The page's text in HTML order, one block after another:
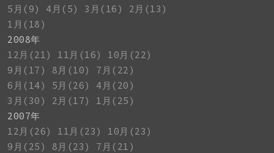
5月(9)
4月(5) 3月(16)
2月(13)
1月(18)
2008年
12月(21)
11月(16)
10月(22)
9月(17)
8月(10)
7月(22)
6月(14)
5月(26)
4月(20)
3月(30)
2月(17)
1月(25)
2007年
12月(26)
11月(23)
10月(23)
9月(25)
8月(23)
7月(21)